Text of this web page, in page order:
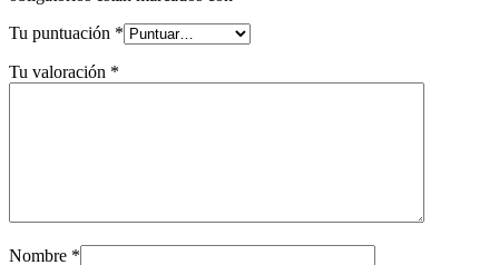
Tu puntuación *
Tu valoración *
Nombre *